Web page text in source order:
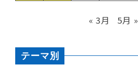
« 3月 5月 »
テーマ別